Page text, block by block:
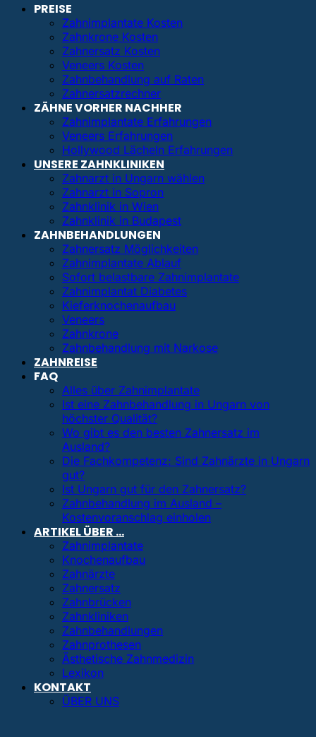
PREISE
Zahnimplantate Kosten
Zahnkrone Kosten
Zahnersatz Kosten
Veneers Kosten
Zahnbehandlung auf Raten
Zahnersatzrechner
ZÄHNE VORHER NACHHER
Zahnimplantate Erfahrungen
Veneers Erfahrungen
Hollywood Lächeln Erfahrungen
UNSERE ZAHNKLINIKEN
Zahnarzt in Ungarn wählen
Zahnarzt in Sopron
Zahnklinik in Wien
Zahnklinik in Budapest
ZAHNBEHANDLUNGEN
Zahnersatz Möglichkeiten
Zahnimplantate Ablauf
Sofort belastbare Zahnimplantate
Zahnimplantat Diabetes
Kieferknochenaufbau
Veneers
Zahnkrone
Zahnbehandlung mit Narkose
ZAHNREISE
FAQ
Alles über Zahnimplantate
Ist eine Zahnbehandlung in Ungarn von
höchster Qualität?
Wo gibt es den besten Zahnersatz im
Ausland?
Die Fachkompetenz: Sind Zahnärzte in Ungarn
gut?
Ist Ungarn gut für den Zahnersatz?
Zahnbehandlung im Ausland –
Kostenvoranschlag einholen
ARTIKEL ÜBER …
Zahnimplantate
Knochenaufbau
Zahnärzte
Zahnersatz
Zahnbrücken
Zahnkliniken
Zahnbehandlungen
Zahnprothesen
Ästhetische Zahnmedizin
Lexikon
KONTAKT
ÜBER UNS